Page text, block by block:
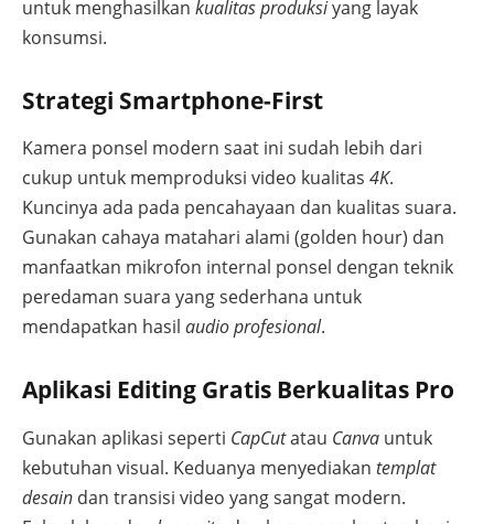
untuk menghasilkan kualitas produksiyang layak
konsumsi.
Strategi Smartphone-First
Kamera ponsel modern saat ini sudah lebih dari
cukup untuk memproduksi video kualitas 4K.
Kuncinya ada pada pencahayaan dan kualitas suara.
Gunakan cahaya matahari alami (golden hour) dan
manfaatkan mikrofon internal ponsel dengan teknik
peredaman suara yang sederhana untuk
mendapatkan hasil audio profesional.
Aplikasi Editing Gratis Berkualitas Pro
Gunakan aplikasi seperti CapCutatau Canva untuk
kebutuhan visual. Keduanya menyediakan templat
desain dan transisi video yang sangat modern.